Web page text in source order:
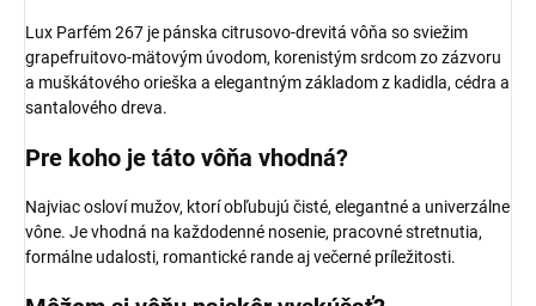
Lux Parfém 267 je pánska citrusovo-drevitá vôňa so sviežim
grapefruitovo-mätovým úvodom, korenistým srdcom zo zázvoru
a muškátového orieška a elegantným základom z kadidla, cédra a
santalového dreva.
Pre koho je táto vôňa vhodná?
Najviac osloví mužov, ktorí obľubujú čisté, elegantné a univerzálne
vône. Je vhodná na každodenné nosenie, pracovné stretnutia,
formálne udalosti, romantické rande aj večerné príležitosti.